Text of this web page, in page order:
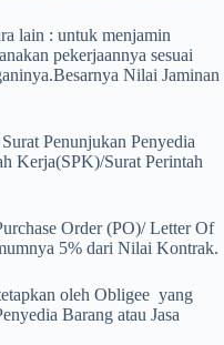
lain : untuk menjamin
pekerjaannya sesuai
Nilai Jaminan
Penunjukan Penyedia
Kerja(SPK)/Surat Perintah
Order (PO)/ Letter Of
5% dari Nilai Kontrak.
oleh Obligee yang
Barang atau Jasa